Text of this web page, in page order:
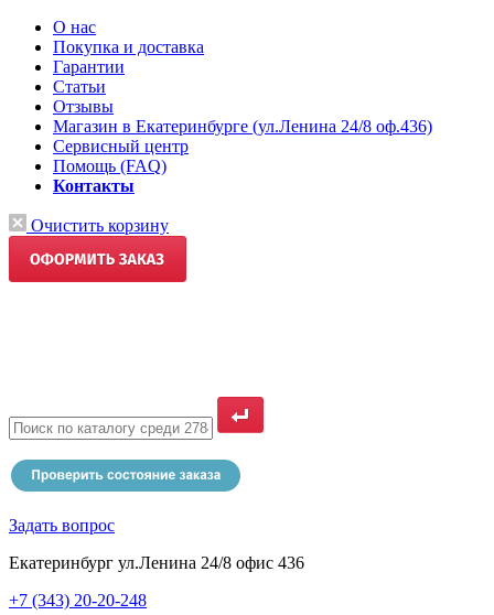
О нас
Покупка и доставка
Гарантии
Статьи
Отзывы
Магазин в Екатеринбурге (ул.Ленина 24/8 оф.436)
Сервисный центр
Помощь (FAQ)
Контакты
Очистить корзину
Задать вопрос
Екатеринбург ул.Ленина 24/8 офис 436
+7 (343) 20-20-248